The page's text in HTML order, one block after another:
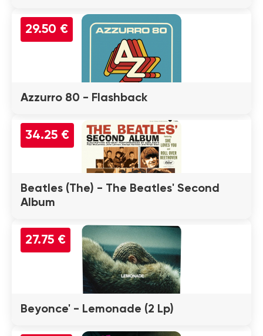
29.50 €
Azzurro 80 - Flashback
34.25 €
Beatles (The) - The Beatles' Second
Album
27.75 €
Beyonce' - Lemonade (2 Lp)